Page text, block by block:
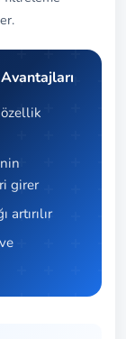
girer
artırılır